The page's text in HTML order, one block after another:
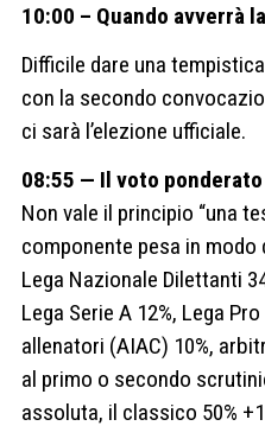
10:00 – Quando avverrà
Difficile dare una
con la secondo
ci sarà l’elezione ufficiale.
08:55 — Il voto
Non vale il principio “una
componente pesa in
Lega Nazionale Dilettanti
Lega Serie A 12%, Lega
allenatori (AIAC) 10%,
al primo o secondo
assoluta, il classico 50%